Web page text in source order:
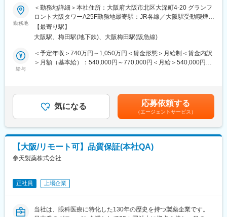
■研修体制：
＜入社後＞
大阪本社にて、1か月半～2か月間の初期研修を行います。
＜配属後＞
・先輩社員がOJTでサポートします。チーム制となっており、1グ
情報などをキャッチアップする機会があります。
・MR教育の専門部署があり、定期的に階層別研修、MR向けの研
修もあり、配属後も着実にスキルアップしていける環境です。
■勤務地について：
・初期配属地はご希望を考慮し検討いたします。
（京都府、東京都、青森県、愛知県、岐阜県いずれかのエリアで
アに支店やサテライトオフィスがあるため、会議等やオフィスワ
■働き方：
供し、世界中の人々の視覚に関わる社会問題に取り組んでいま
す。
■業務概要：
日本およびグローバルの事業部門と連携しながら、業務の有効
性、業務効率、および組織パフォーマンスの向上につながるデジ
タルソリューションおよび情報システムの企画・設計・導入・運
ることもあります。
信頼されるDigital & IT Business Partnerとして、事業部門、
Digital & IT組織、外部パートナーと密接に連携しながら、ビジネ
【主な職務内容と責任】
■ビジネスパートナーシップ
・R&Dおよび関連部門のステークホルダーと信頼関係を構築し、
・ビジネス目標の達成と事業価値の創出に向けて、ITおよびデジ
タルソリューションを提案し、その導入・活用を支援する。
・ビジネス部門とIT部門の橋渡し役として、優先順位、期待値、
およびソリューション方針の整合を図る。
■プロジェクト推進
勤務地
＜勤務地詳細＞本社住所：大阪府大阪市北区大深町4-20 グランフ
ロント大阪タワーA25F勤務地最寄駅：JR各線／大阪駅受動喫煙対
策：屋内全面禁煙変更の範囲：会社の定める事業所（リモートワ
ーク含む）
【最寄り駅】
大阪駅、梅田駅(地下鉄)、大阪梅田駅(阪急線)
給与
＜予定年収＞740万円～1,050万円＜賃金形態＞月給制＜賃金内訳
＞月額（基本給）：540,000円～770,000円＜月給＞540,000円～
り、選考を通じて上下する可能性があります。月給(月額)は固定手
当を含めた表記です。
気になる 応募依頼する
（エージェントサービス）
【大阪/リモート可】品質保証(本社QA)
参天製薬株式会社
正社員 上場企業
当社は、眼科医療に特化した130年の歴史を持つ製薬企業です。